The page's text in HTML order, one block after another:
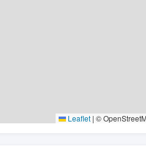
Leaflet | ©